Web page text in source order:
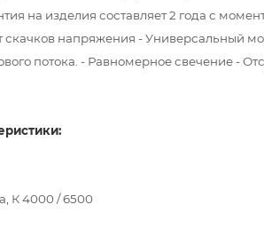
на изделия составляет 2 года с
скачков напряжения - Универсальный
потока. - Равномерное свечение -
К 4000 / 6500